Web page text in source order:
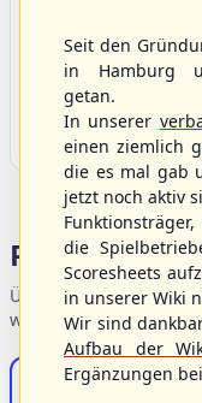
Bargenstedt
Beavers
Übersicht der
weiterführende
S/HBV-Shop
Seit den
in Hamburg
getan.
In unserer
einen ziemlich
die es mal gab
jetzt noch aktiv
die
Scoresheets
in unserer Wiki
Wir sind
Aufbau der
Ergänzungen